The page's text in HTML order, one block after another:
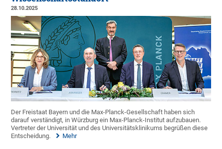
28.10.2025
Der Freistaat Bayern und die Max-Planck-Gesellschaft haben sich
darauf verständigt, in Würzburg ein Max-Planck-Institut aufzubauen.
Vertreter der Universität und des Universitätsklinikums begrüßen diese
Entscheidung.
Mehr